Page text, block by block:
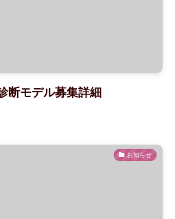
断モデル募集詳細
お知らせ